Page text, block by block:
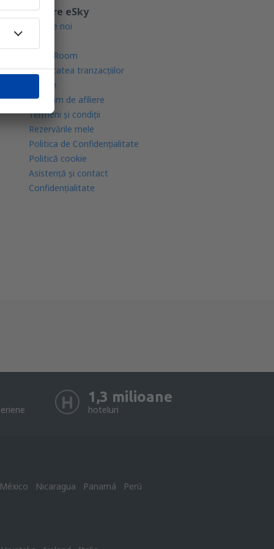
Despre eSky
Despre noi
Press Room
Securitatea tranzacţiilor
Cariere
Program de afiliere
Termeni şi condiţii
Rezervările mele
Politica de Confidențialitate
Politică cookie
Asistenţă şi contact
Confidențialitate
1,3 milioane
hoteluri
México Nicaragua Panamá Perú